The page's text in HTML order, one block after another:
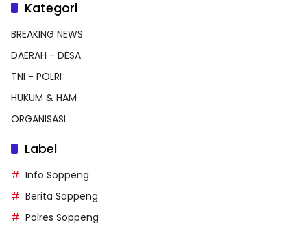
Kategori
BREAKING NEWS
DAERAH - DESA
TNI - POLRI
HUKUM & HAM
ORGANISASI
Label
Info Soppeng
Berita Soppeng
Polres Soppeng